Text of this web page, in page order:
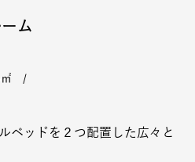
ム
㎡ /
ベッドを２つ配置した広々と